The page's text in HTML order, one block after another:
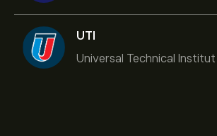
UTI
Universal Technical Institut